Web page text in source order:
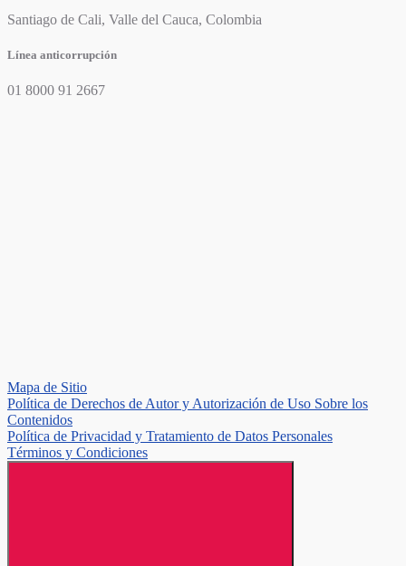
Santiago de Cali, Valle del Cauca, Colombia
Línea anticorrupción
01 8000 91 2667
Mapa de Sitio
Política de Derechos de Autor y Autorización de Uso Sobre los
Contenidos
Política de Privacidad y Tratamiento de Datos Personales
Términos y Condiciones